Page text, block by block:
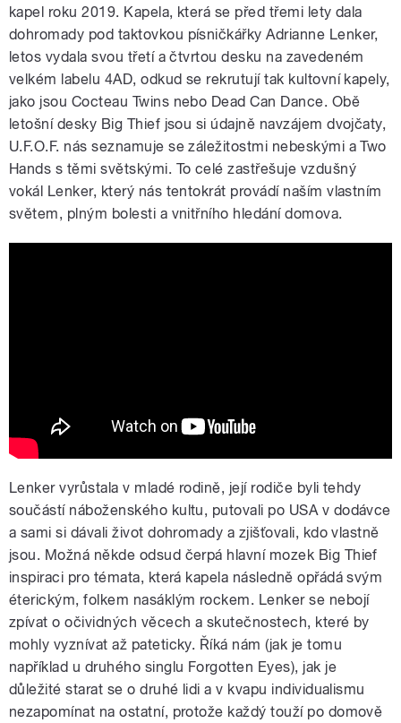
kapel roku 2019. Kapela, která se před třemi lety dala
dohromady pod taktovkou písničkářky Adrianne Lenker,
letos vydala svou třetí a čtvrtou desku na zavedeném
velkém labelu 4AD, odkud se rekrutují tak kultovní kapely,
jako jsou Cocteau Twins nebo Dead Can Dance. Obě
letošní desky Big Thief jsou si údajně navzájem dvojčaty,
U.F.O.F. nás seznamuje se záležitostmi nebeskými a Two
Hands s těmi světskými. To celé zastřešuje vzdušný
vokál Lenker, který nás tentokrát provádí naším vlastním
světem, plným bolesti a vnitřního hledání domova.
Lenker vyrůstala v mladé rodině, její rodiče byli tehdy
součástí náboženského kultu, putovali po USA v dodávce
a sami si dávali život dohromady a zjišťovali, kdo vlastně
jsou. Možná někde odsud čerpá hlavní mozek Big Thief
inspiraci pro témata, která kapela následně opřádá svým
éterickým, folkem nasáklým rockem. Lenker se nebojí
zpívat o očividných věcech a skutečnostech, které by
mohly vyznívat až pateticky. Říká nám (jak je tomu
například u druhého singlu Forgotten Eyes), jak je
důležité starat se o druhé lidi a v kvapu individualismu
nezapomínat na ostatní, protože každý touží po domově